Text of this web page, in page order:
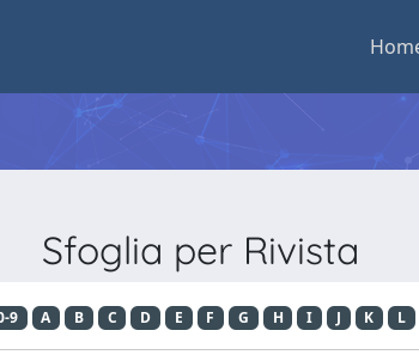
Sfoglia per Rivista
9 A B C D E F G H I J K L